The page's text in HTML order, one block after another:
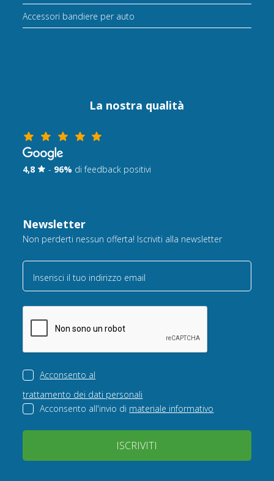
Accessori bandiere per auto
La nostra qualità
4,8 - 96% di feedback positivi
Newsletter
Non perderti nessun offerta! Iscriviti alla newsletter
Inserisci il tuo indirizzo email
Acconsento al
trattamento dei dati personali
Acconsento all'invio di materiale informativo
ISCRIVITI